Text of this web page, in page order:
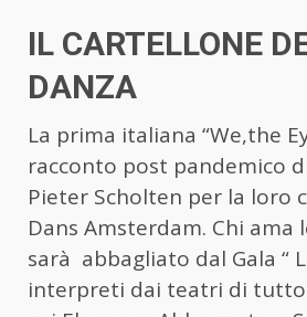
IL CARTELLONE
DANZA
La prima italiana “We,the
racconto post pandemico
Pieter Scholten per la loro
Dans Amsterdam. Chi ama
sarà abbagliato dal Gala “
interpreti dai teatri di